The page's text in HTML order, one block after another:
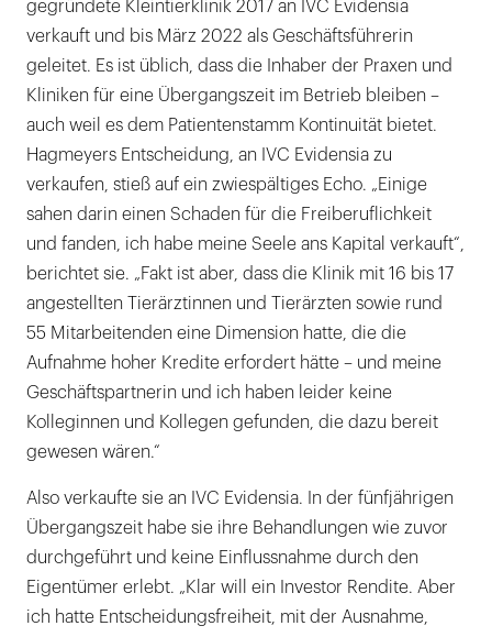
gegründete Kleintierklinik 2017 an IVC Evidensia
verkauft und bis März 2022 als Geschäftsführerin
geleitet. Es ist üblich, dass die Inhaber der Praxen und
Kliniken für eine Übergangszeit im Betrieb bleiben –
auch weil es dem Patientenstamm Kontinuität bietet.
Hagmeyers Entscheidung, an IVC Evidensia zu
verkaufen, stieß auf ein zwiespältiges Echo. „Einige
sahen darin einen Schaden für die Freiberuflichkeit
und fanden, ich habe meine Seele ans Kapital verkauft“,
berichtet sie. „Fakt ist aber, dass die Klinik mit 16 bis 17
angestellten Tierärztinnen und Tierärzten sowie rund
55 Mitarbeitenden eine Dimension hatte, die die
Aufnahme hoher Kredite erfordert hätte – und meine
Geschäftspartnerin und ich haben leider keine
Kolleginnen und Kollegen gefunden, die dazu bereit
gewesen wären.“
Also verkaufte sie an IVC Evidensia. In der fünfjährigen
Übergangszeit habe sie ihre Behandlungen wie zuvor
durchgeführt und keine Einflussnahme durch den
Eigentümer erlebt. „Klar will ein Investor Rendite. Aber
ich hatte Entscheidungsfreiheit, mit der Ausnahme,